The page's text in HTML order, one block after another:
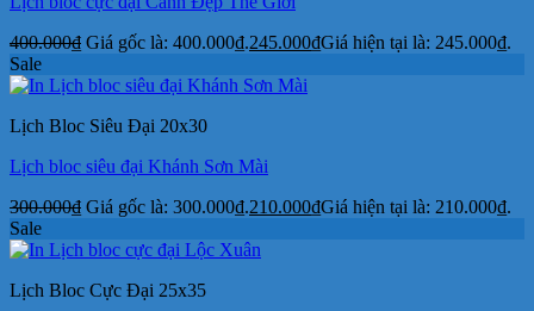
400.000₫ Giá gốc là: 400.000₫.245.000₫Giá hiện tại là: 245.000₫.
Sale
Lịch Bloc Siêu Đại 20x30
Lịch bloc siêu đại Khánh Sơn Mài
300.000₫ Giá gốc là: 300.000₫.210.000₫Giá hiện tại là: 210.000₫.
Sale
Lịch Bloc Cực Đại 25x35